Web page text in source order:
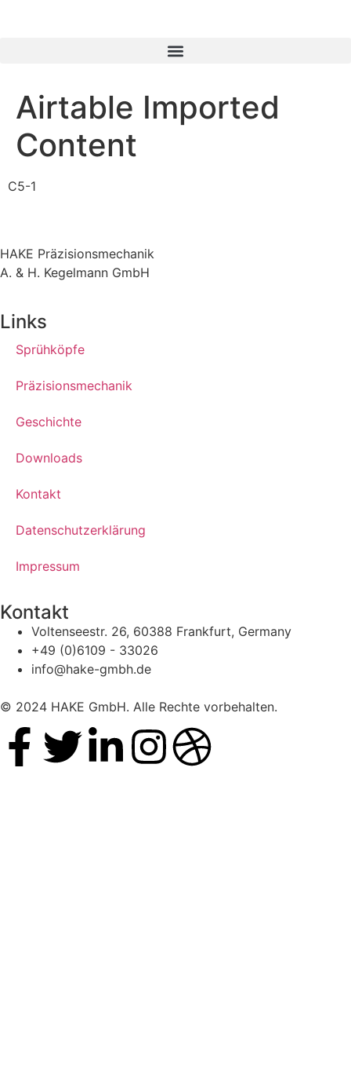
Airtable Imported
Content
C5-1
HAKE Präzisionsmechanik
A. & H. Kegelmann GmbH
Links
Sprühköpfe
Präzisionsmechanik
Geschichte
Downloads
Kontakt
Datenschutzerklärung
Impressum
Kontakt
Voltenseestr. 26, 60388 Frankfurt, Germany
+49 (0)6109 - 33026
info@hake-gmbh.de
© 2024 HAKE GmbH. Alle Rechte vorbehalten.